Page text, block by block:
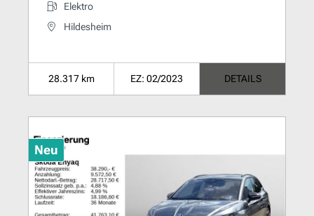
Elektro
Hildesheim
28.317 km EZ: 02/2023 DETAILS
Neu